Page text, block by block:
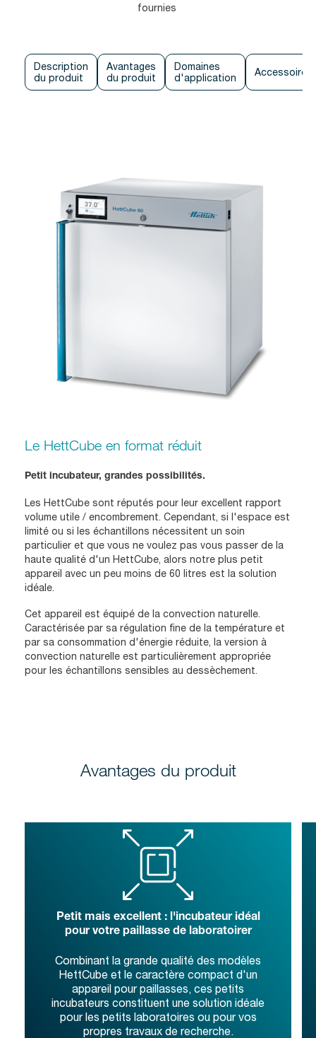
fournies
Description
du produit
Avantages
du produit
Domaines
d'application
Accessoires
Le HettCube en format réduit
Petit incubateur, grandes possibilités.
Les HettCube sont réputés pour leur excellent rapport
volume utile / encombrement. Cependant, si l'espace est
limité ou si les échantillons nécessitent un soin
particulier et que vous ne voulez pas vous passer de la
haute qualité d'un HettCube, alors notre plus petit
appareil avec un peu moins de 60 litres est la solution
idéale.
Cet appareil est équipé de la convection naturelle.
Caractérisée par sa régulation fine de la température et
par sa consommation d'énergie réduite, la version à
convection naturelle est particulièrement appropriée
pour les échantillons sensibles au dessèchement.
Avantages du produit
Petit mais excellent : l'incubateur idéal
pour votre paillasse de laboratoirer
Combinant la grande qualité des modèles
HettCube et le caractère compact d'un
appareil pour paillasses, ces petits
incubateurs constituent une solution idéale
pour les petits laboratoires ou pour vos
propres travaux de recherche.